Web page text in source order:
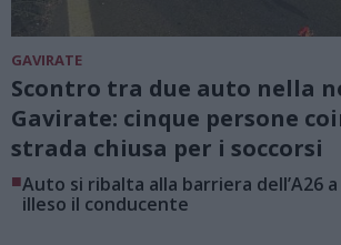
GAVIRATE
Scontro tra due auto nella
Gavirate: cinque persone
strada chiusa per i soccorsi
■Auto si ribalta alla barriera dell’A26
illeso il conducente